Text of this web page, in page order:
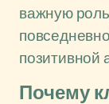
важную
Почему